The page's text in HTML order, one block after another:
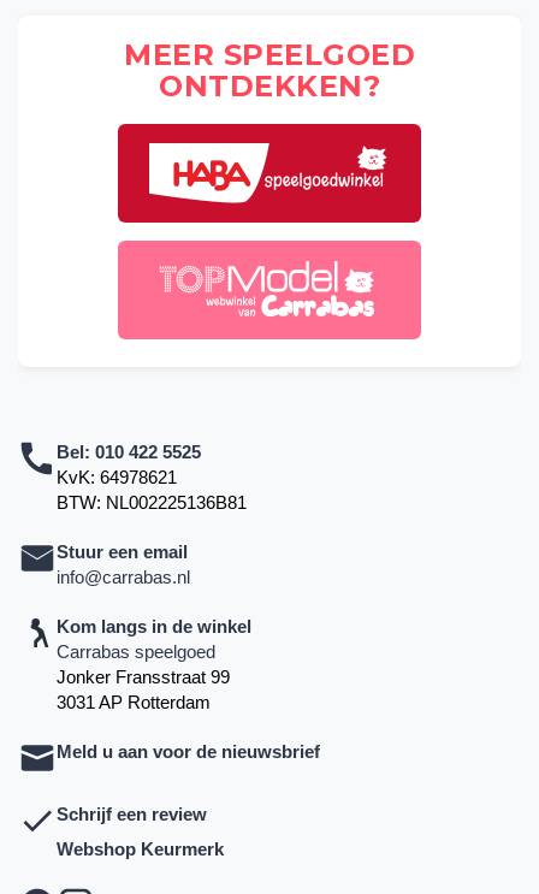
MEER SPEELGOED
ONTDEKKEN?
Bel: 010 422 5525
KvK: 64978621
BTW: NL002225136B81
Stuur een email
info@carrabas.nl
Kom langs in de winkel
Carrabas speelgoed
Jonker Fransstraat 99
3031 AP Rotterdam
Meld u aan voor de nieuwsbrief
Schrijf een review
Webshop Keurmerk